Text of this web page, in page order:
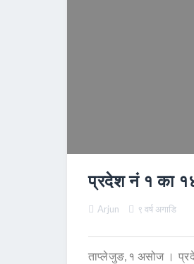
प्रदेश नं १ का
Arjun ९ वर्ष अगाडि
ताप्लेजुङ, १ असोज ।